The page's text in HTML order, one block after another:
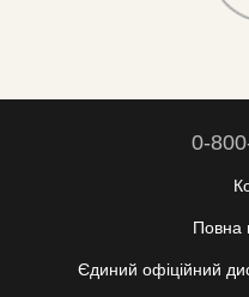
0-
Повна
Єдиний офіційний